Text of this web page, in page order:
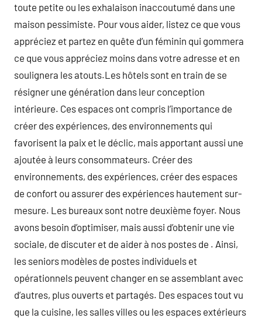
toute petite ou les exhalaison inaccoutumé dans une
maison pessimiste. Pour vous aider, listez ce que vous
appréciez et partez en quête d’un féminin qui gommera
ce que vous appréciez moins dans votre adresse et en
soulignera les atouts.Les hôtels sont en train de se
résigner une génération dans leur conception
intérieure. Ces espaces ont compris l’importance de
créer des expériences, des environnements qui
favorisent la paix et le déclic, mais apportant aussi une
ajoutée à leurs consommateurs. Créer des
environnements, des expériences, créer des espaces
de confort ou assurer des expériences hautement sur-
mesure. Les bureaux sont notre deuxième foyer. Nous
avons besoin d’optimiser, mais aussi d’obtenir une vie
sociale, de discuter et de aider à nos postes de . Ainsi,
les seniors modèles de postes individuels et
opérationnels peuvent changer en se assemblant avec
d’autres, plus ouverts et partagés. Des espaces tout vu
que la cuisine, les salles villes ou les espaces extérieurs